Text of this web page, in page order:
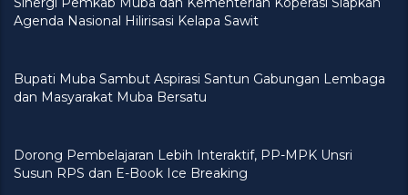
Agenda Nasional Hilirisasi Kelapa Sawit
Bupati Muba Sambut Aspirasi Santun Gabungan Lembaga
dan Masyarakat Muba Bersatu
Dorong Pembelajaran Lebih Interaktif, PP-MPK Unsri
Susun RPS dan E-Book Ice Breaking